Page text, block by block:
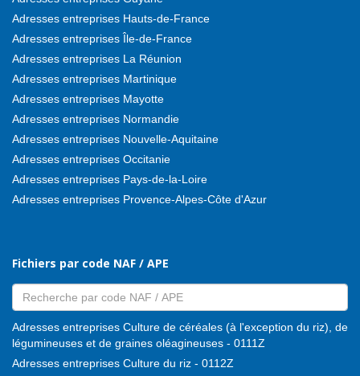
Adresses entreprises Hauts-de-France
Adresses entreprises Île-de-France
Adresses entreprises La Réunion
Adresses entreprises Martinique
Adresses entreprises Mayotte
Adresses entreprises Normandie
Adresses entreprises Nouvelle-Aquitaine
Adresses entreprises Occitanie
Adresses entreprises Pays-de-la-Loire
Adresses entreprises Provence-Alpes-Côte d'Azur
Fichiers par code NAF / APE
Adresses entreprises Culture de céréales (à l'exception du riz), de
légumineuses et de graines oléagineuses - 0111Z
Adresses entreprises Culture du riz - 0112Z